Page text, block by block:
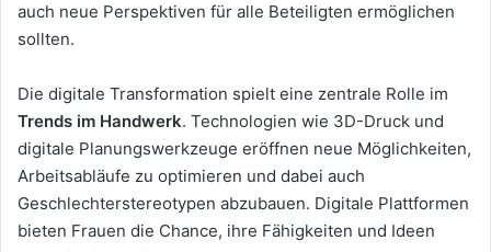
auch neue Perspektiven für alle Beteiligten ermöglichen
sollten.
Die digitale Transformation spielt eine zentrale Rolle im
Trends im Handwerk. Technologien wie 3D-Druck und
digitale Planungswerkzeuge eröffnen neue Möglichkeiten,
Arbeitsabläufe zu optimieren und dabei auch
Geschlechterstereotypen abzubauen. Digitale Plattformen
bieten Frauen die Chance, ihre Fähigkeiten und Ideen